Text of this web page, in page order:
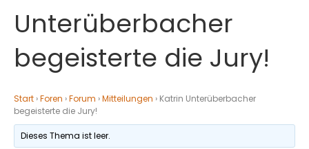
Unterüberbacher
begeisterte die Jury!
Start ›Foren ›Forum ›Mitteilungen › Katrin Unterüberbacher
begeisterte die Jury!
Dieses Thema ist leer.